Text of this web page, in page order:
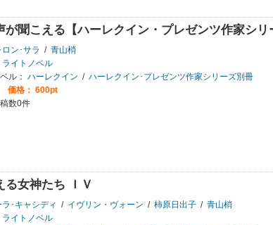
が聞こえる【ハーレクイン・プレゼンツ作家シリ
ロン･サラ / 青山梢
ライトノベル
ル： ハーレクイン / ハーレクイン･プレゼンツ作家シリーズ別冊
価格： 600pt
数0件
る女神たち ＩＶ
ラ･キャシディ / イヴリン・ヴォーン / 柿原日出子 / 青山梢
ライトノベル